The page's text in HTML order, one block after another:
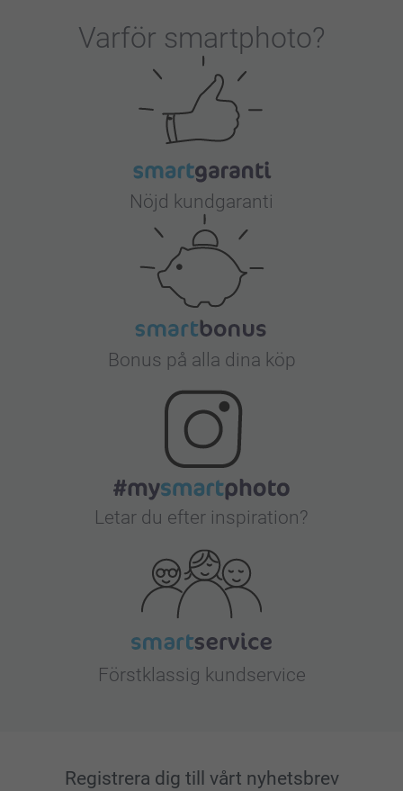
Varför smartphoto?
Nöjd kundgaranti
Bonus på alla dina köp
Letar du efter inspiration?
Förstklassig kundservice
Registrera dig till vårt nyhetsbrev